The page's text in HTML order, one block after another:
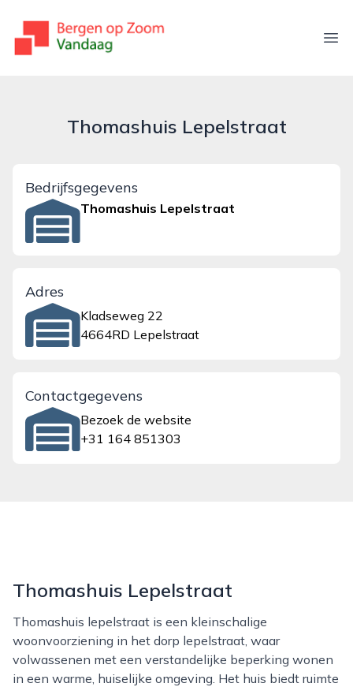
bergenopzoomvandaag.nl
Thomashuis Lepelstraat
Bedrijfsgegevens
Thomashuis Lepelstraat
Adres
Kladseweg 22
4664RD Lepelstraat
Contactgegevens
Bezoek de website
+31 164 851303
Thomashuis Lepelstraat
Thomashuis lepelstraat is een kleinschalige
woonvoorziening in het dorp lepelstraat, waar
volwassenen met een verstandelijke beperking wonen
in een warme, huiselijke omgeving. Het huis biedt ruimte